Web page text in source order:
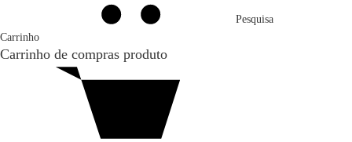
Carrinho
Carrinho de compras produto
Pesquisa